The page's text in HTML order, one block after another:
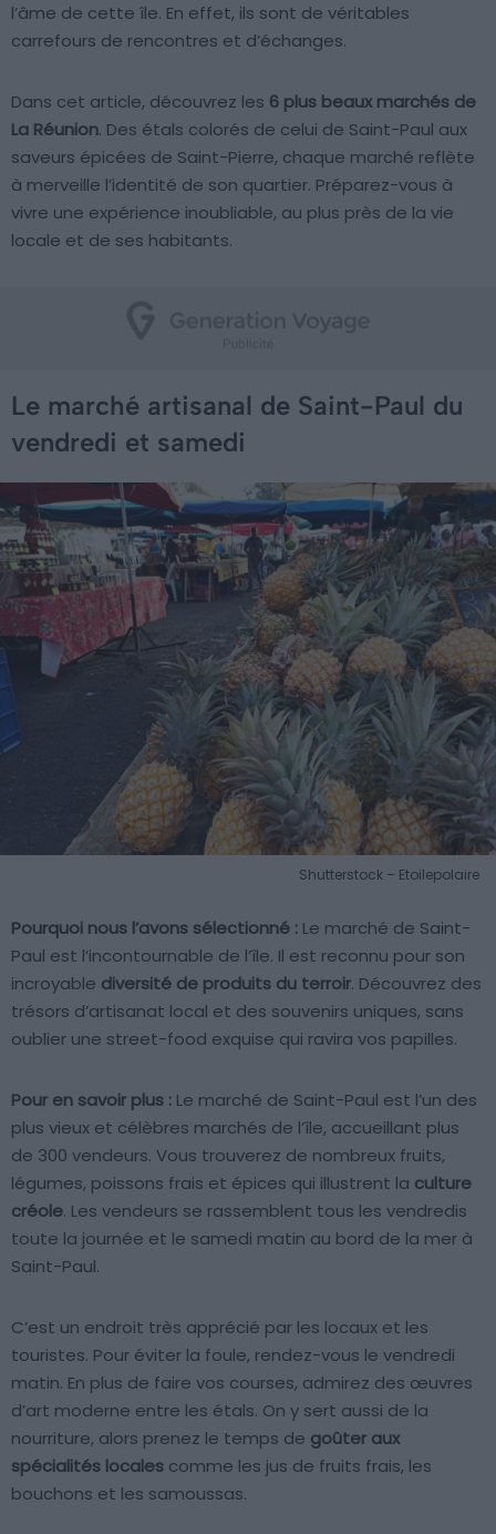
l’âme de cette île. En effet, ils sont de véritables
carrefours de rencontres et d’échanges.
Dans cet article, découvrez les 6 plus beaux marchés de
La Réunion. Des étals colorés de celui de Saint-Paul aux
saveurs épicées de Saint-Pierre, chaque marché reflète
à merveille l’identité de son quartier. Préparez-vous à
vivre une expérience inoubliable, au plus près de la vie
locale et de ses habitants.
Le marché artisanal de Saint-Paul du
vendredi et samedi
Shutterstock – Etoilepolaire
Pourquoi nous l’avons sélectionné : Le marché de Saint-
Paul est l’incontournable de l’île. Il est reconnu pour son
incroyable diversité de produits du terroir. Découvrez des
trésors d’artisanat local et des souvenirs uniques, sans
oublier une street-food exquise qui ravira vos papilles.
Pour en savoir plus : Le marché de Saint-Paul est l’un des
plus vieux et célèbres marchés de l’île, accueillant plus
de 300 vendeurs. Vous trouverez de nombreux fruits,
légumes, poissons frais et épices qui illustrent la culture
créole. Les vendeurs se rassemblent tous les vendredis
toute la journée et le samedi matin au bord de la mer à
Saint-Paul.
C’est un endroit très apprécié par les locaux et les
touristes. Pour éviter la foule, rendez-vous le vendredi
matin. En plus de faire vos courses, admirez des œuvres
d’art moderne entre les étals. On y sert aussi de la
nourriture, alors prenez le temps de goûter aux
spécialités locales comme les jus de fruits frais, les
bouchons et les samoussas.